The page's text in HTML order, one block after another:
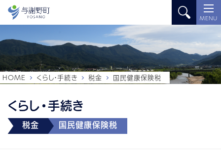
MENU
くらし・手続き
税金 国民健康保険税
HOME くらし・手続き 税金 国民健康保険税